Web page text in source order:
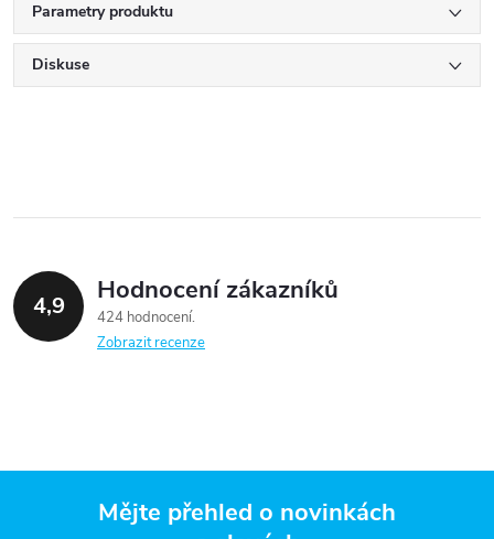
Parametry produktu
Diskuse
4,9 Hodnocení zákazníků
424 hodnocení
Zobrazit recenze
Mějte přehled o novinkách